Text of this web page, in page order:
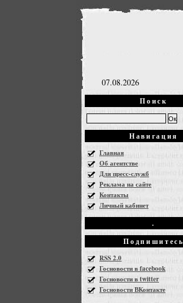
07.08.2026
Поиск
Навигация
Главная
Об агентстве
Для пресс-служб
Реклама на сайте
Контакты
Личный кабинет
.
Подпишитесь
RSS 2.0
Госновости в facebook
Госновости в twitter
Госновости ВКонтакте